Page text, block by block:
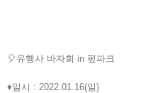
🎈유행사 바자회 in 펖파크
♦️일시 : 2022.01.16(일)